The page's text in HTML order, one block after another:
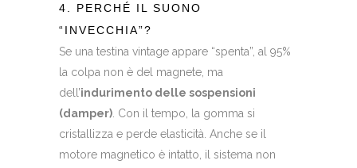
4. PERCHÉ IL SUONO
“INVECCHIA”?
Se una testina vintage appare “spenta”, al 95%
la colpa non è del magnete, ma
dell’indurimento delle sospensioni
(damper) . Con il tempo, la gomma si
cristallizza e perde elasticità. Anche se il
motore magnetico è intatto, il sistema non